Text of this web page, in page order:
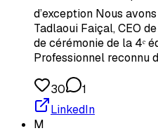
d’exception Nous
Tadlaoui Faiçal, CEO
de cérémonie de la 4ᵉ
Professionnel reconnu
30
1
LinkedIn
M